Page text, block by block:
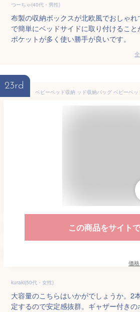
つーちゃ(40代・男性)
布製の収納ボックスが北欧風でおしゃ
で簡単にベッドサイドに取り付けること
ポケットが多く使い勝手が良いです。
23rd
この商品をサイト
価
kuraki(50代・女性)
大容量のこちらはいかがでしょうか。2
定するので安定感抜群。ギャザー付き